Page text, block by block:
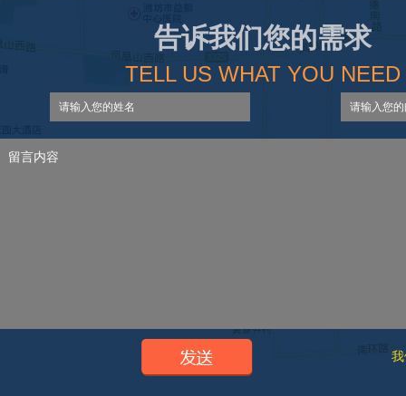
告诉我们您的需求
TELL US WHAT YOU NEED